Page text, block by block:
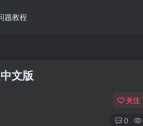
题教程
文版
关注
0